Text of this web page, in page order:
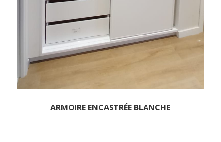
ARMOIRE ENCASTRÉE BLANCHE